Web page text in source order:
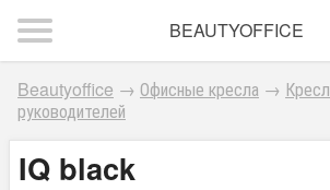
BEAUTYOFFICE
Beautyoffice → Офисные кресла →
руководителей
IQ black